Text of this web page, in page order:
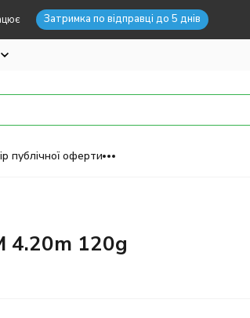
Затримка по відправці до 5 днів
публічної оферти
4.20m 120g